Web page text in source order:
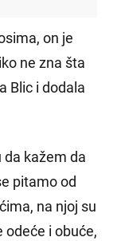
on je
ne zna šta
Blic i dodala
da kažem da
pitamo od
na njoj su
odeće i obuće,